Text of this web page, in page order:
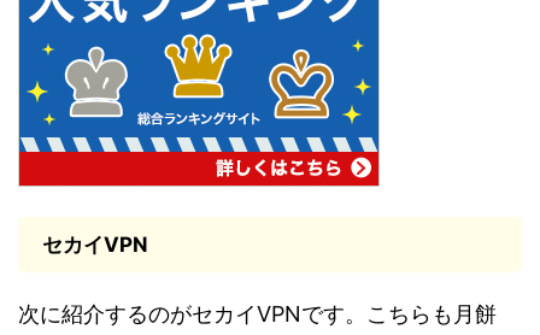
セカイVPN
次に紹介するのがセカイVPNです。こちらも月餅